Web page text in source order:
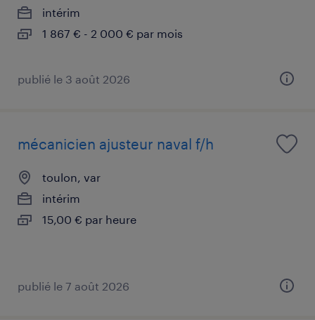
intérim
1 867 € - 2 000 € par mois
publié le 3 août 2026
mécanicien ajusteur naval f/h
toulon, var
intérim
15,00 € par heure
publié le 7 août 2026